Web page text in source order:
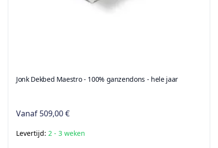
Jonk Dekbed Maestro - 100% ganzendons - hele jaar
Vanaf 509,00 €
Levertijd: 2 - 3 weken